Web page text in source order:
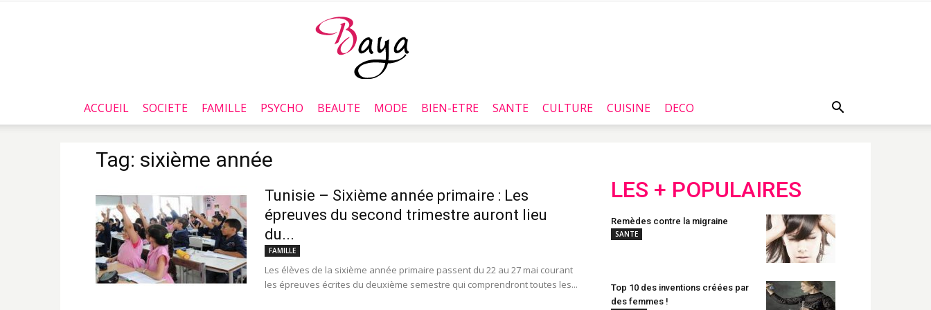
Baya.tn
ACCUEIL SOCIETE FAMILLE PSYCHO BEAUTE MODE BIEN-ETRE SANTE CULTURE CUISINE DECO
Tag: sixième année
Tunisie – Sixième année primaire : Les
épreuves du second trimestre auront lieu
du...
FAMILLE
Les élèves de la sixième année primaire passent du 22 au 27 mai courant
les épreuves écrites du deuxième semestre qui comprendront toutes les...
LES + POPULAIRES
Remèdes contre la migraine
SANTE
Top 10 des inventions créées par
des femmes !